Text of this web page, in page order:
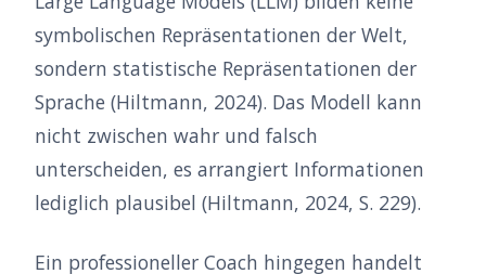
symbolischen Repräsentationen der Welt,
sondern statistische Repräsentationen der
Sprache (Hiltmann, 2024). Das Modell kann
nicht zwischen wahr und falsch
unterscheiden, es arrangiert Informationen
lediglich plausibel (Hiltmann, 2024, S. 229).
Ein professioneller Coach hingegen handelt